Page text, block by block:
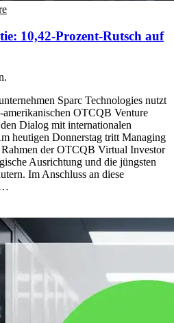
10,42-Prozent-Rutsch auf
Sparc Technologies nutzt
OTCQB Venture
Dialog mit internationalen
heutigen Donnerstag tritt Managing
der OTCQB Virtual Investor
Ausrichtung und die jüngsten
Im Anschluss an diese